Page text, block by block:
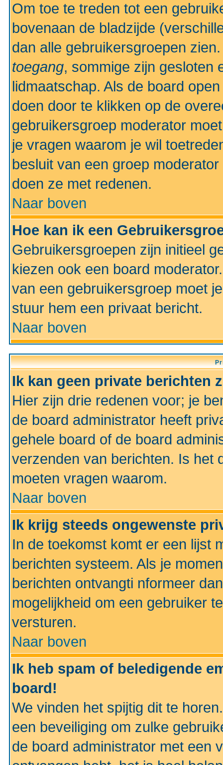
Om toe te treden tot een
bovenaan de bladzijde
dan alle gebruikersgroepen
toegang, sommige zijn gesloten
lidmaatschap. Als de board
doen door te klikken op de
gebruikersgroep moderator
je vragen waarom je wil
besluit van een groep
doen ze met redenen.
Naar boven
Hoe kan ik een
Gebruikersgroepen zijn initieel
kiezen ook een board
van een gebruikersgroep moet
stuur hem een privaat bericht.
Naar boven
Ik kan geen private berichten
Hier zijn drie redenen voor; je
de board administrator heeft
gehele board of de board
verzenden van berichten. Is het
moeten vragen waarom.
Naar boven
Ik krijg steeds ongewenste
In de toekomst komt er een lijst
berichten systeem. Als je
berichten ontvangti nformeer
mogelijkheid om een gebruiker
versturen.
Naar boven
Ik heb spam of beledigende
board!
We vinden het spijtig dit te
een beveiliging om zulke
de board administrator met een